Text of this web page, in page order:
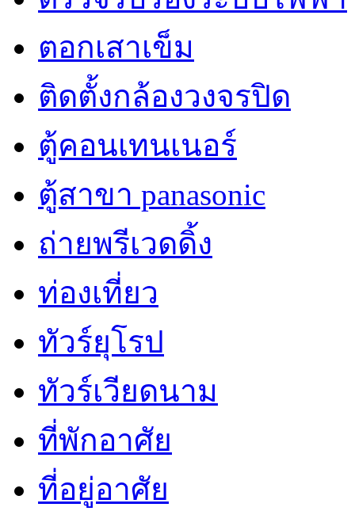
ตอกเสาเข็ม
ติดตั้งกล้องวงจรปิด
ตู้คอนเทนเนอร์
ตู้สาขา panasonic
ถ่ายพรีเวดดิ้ง
ท่องเที่ยว
ทัวร์ยุโรป
ทัวร์เวียดนาม
ที่พักอาศัย
ที่อยู่อาศัย